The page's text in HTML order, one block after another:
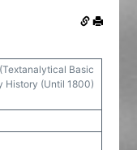
Basic
History (Until 1800)